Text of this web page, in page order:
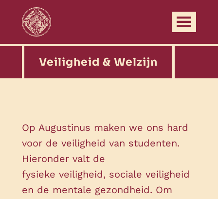
Veiligheid & Welzijn
Op Augustinus maken we ons hard
voor de veiligheid van studenten.
Hieronder valt de
fysieke veiligheid, sociale veiligheid
en de mentale gezondheid. Om